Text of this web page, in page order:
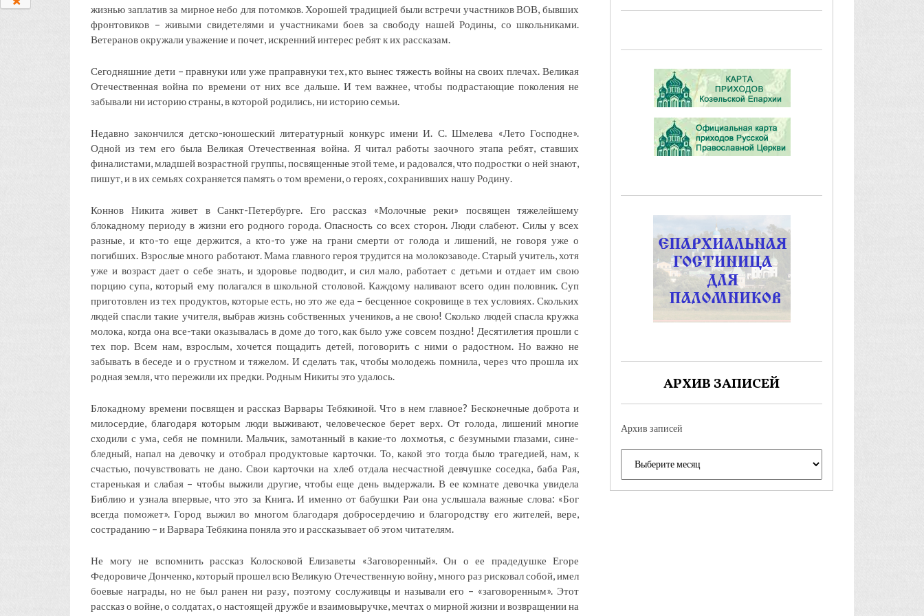
жизнью заплатив за мирное небо для потомков. Хорошей традицией были встречи участников ВОВ, бывших
фронтовиков – живыми свидетелями и участниками боев за свободу нашей Родины, со школьниками.
Ветеранов окружали уважение и почет, искренний интерес ребят к их рассказам.
Сегодняшние дети – правнуки или уже праправнуки тех, кто вынес тяжесть войны на своих плечах. Великая
Отечественная война по времени от них все дальше. И тем важнее, чтобы подрастающие поколения не
забывали ни историю страны, в которой родились, ни историю семьи.
Недавно закончился детско-юношеский литературный конкурс имени И. С. Шмелева «Лето Господне».
Одной из тем его была Великая Отечественная война. Я читал работы заочного этапа ребят, ставших
финалистами, младшей возрастной группы, посвященные этой теме, и радовался, что подростки о ней знают,
пишут, и в их семьях сохраняется память о том времени, о героях, сохранивших нашу Родину.
Коннов Никита живет в Санкт-Петербурге. Его рассказ «Молочные реки» посвящен тяжелейшему
блокадному периоду в жизни его родного города. Опасность со всех сторон. Люди слабеют. Силы у всех
разные, и кто-то еще держится, а кто-то уже на грани смерти от голода и лишений, не говоря уже о
погибших. Взрослые много работают. Мама главного героя трудится на молокозаводе. Старый учитель, хотя
уже и возраст дает о себе знать, и здоровье подводит, и сил мало, работает с детьми и отдает им свою
порцию супа, который ему полагался в школьной столовой. Каждому наливают всего один половник. Суп
приготовлен из тех продуктов, которые есть, но это же еда – бесценное сокровище в тех условиях. Скольких
людей спасли такие учителя, выбрав жизнь собственных учеников, а не свою! Сколько людей спасла кружка
молока, когда она все-таки оказывалась в доме до того, как было уже совсем поздно! Десятилетия прошли с
тех пор. Всем нам, взрослым, хочется пощадить детей, поговорить с ними о радостном. Но важно не
забывать в беседе и о грустном и тяжелом. И сделать так, чтобы молодежь помнила, через что прошла их
родная земля, что пережили их предки. Родным Никиты это удалось.
Блокадному времени посвящен и рассказ Варвары Тебякиной. Что в нем главное? Бесконечные доброта и
милосердие, благодаря которым люди выживают, человеческое берет верх. От голода, лишений многие
сходили с ума, себя не помнили. Мальчик, замотанный в какие-то лохмотья, с безумными глазами, сине-
бледный, напал на девочку и отобрал продуктовые карточки. То, какой это тогда было трагедией, нам, к
счастью, почувствовать не дано. Свои карточки на хлеб отдала несчастной девчушке соседка, баба Рая,
старенькая и слабая – чтобы выжили другие, чтобы еще день выдержали. В ее комнате девочка увидела
Библию и узнала впервые, что это за Книга. И именно от бабушки Раи она услышала важные слова: «Бог
всегда поможет». Город выжил во многом благодаря добросердечию и благородству его жителей, вере,
состраданию – и Варвара Тебякина поняла это и рассказывает об этом читателям.
Не могу не вспомнить рассказ Колосковой Елизаветы «Заговоренный». Он о ее прадедушке Егоре
Федоровиче Донченко, который прошел всю Великую Отечественную войну, много раз рисковал собой, имел
боевые награды, но не был ранен ни разу, поэтому сослуживцы и называли его – «заговоренным». Этот
рассказ о войне, о солдатах, о настоящей дружбе и взаимовыручке, мечтах о мирной жизни и возвращении на
АРХИВ ЗАПИСЕЙ
Архив записей